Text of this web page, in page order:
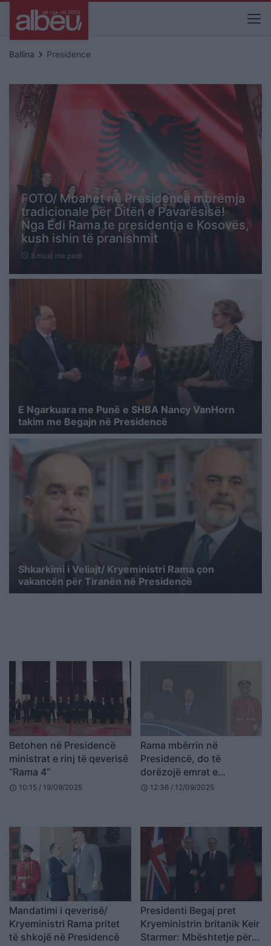
Ballina keyboard_arrow_right Presidence
FOTO/ Mbahet në Presidencë mbrëmja
tradicionale për Ditën e Pavarësisë!
Nga Edi Rama te presidentja e Kosovës,
kush ishin të pranishmit
schedule 8 muaj me parë
E Ngarkuara me Punë e SHBA Nancy VanHorn
takim me Begajn në Presidencë
Shkarkimi i Veliajt/ Kryeministri Rama çon
vakancën për Tiranën në Presidencë
Betohen në Presidencë
ministrat e rinj të qeverisë
“Rama 4”
schedule 10:15 / 19/09/2025
Rama mbërrin në
Presidencë, do të
dorëzojë emrat e
ministrave të rinj te Kreu i
schedule 12:36 / 12/09/2025
Mandatimi i qeverisë/
Kryeministri Rama pritet
të shkojë në Presidencë
Presidenti Begaj pret
Kryeministrin britanik Keir
Starmer: Mbështetje për